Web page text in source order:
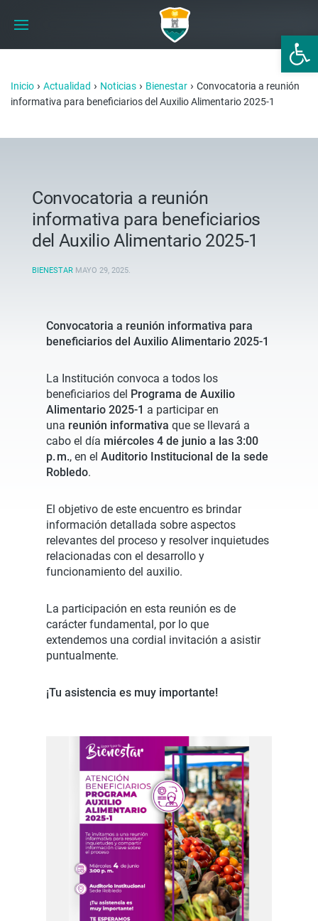
Abrir
Inicio › Actualidad › Noticias › Bienestar › Convocatoria a reunión
informativa para beneficiarios del Auxilio Alimentario 2025-1
Convocatoria a reunión
informativa para beneficiarios
del Auxilio Alimentario 2025-1
BIENESTAR MAYO 29, 2025.
Convocatoria a reunión informativa para
beneficiarios del Auxilio Alimentario 2025-1
La Institución convoca a todos los
beneficiarios del Programa de Auxilio
Alimentario 2025-1 a participar en
una reunión informativa que se llevará a
cabo el día miércoles 4 de junio a las 3:00
p. m., en el Auditorio Institucional de la sede
Robledo.
El objetivo de este encuentro es brindar
información detallada sobre aspectos
relevantes del proceso y resolver inquietudes
relacionadas con el desarrollo y
funcionamiento del auxilio.
La participación en esta reunión es de
carácter fundamental, por lo que
extendemos una cordial invitación a asistir
puntualmente.
¡Tu asistencia es muy importante!